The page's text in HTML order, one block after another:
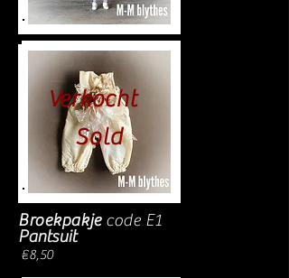
Verkocht
Sold
Broekpakjecode E1
Pantsuit
€8,50